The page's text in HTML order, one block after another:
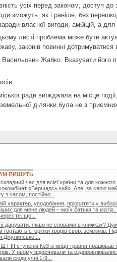
усіх перед законом, доступ до
зможуть, як і раніше, без
власної вигоди, амбіцій, а
листі проблема може бути
законів повинні дотримуватися
Жабко. Вказувати його
ради виїжджала на місце
ділянки була не з
ПИШУТЬ
час для всієї країни та для
«Бершадсь кий». Але, за свою
з часом, постійно...
характер, уподобання, пріоритети у
для мене людей – моїх батька та
те, що...
дарувати, якщо не словами в книжках?
гортають сторінки творів своїх земляків.
Джулинської...
ІІІ ступенів №3 із кінця травня
У ньому відпочивали та
сюди учні 1-9...